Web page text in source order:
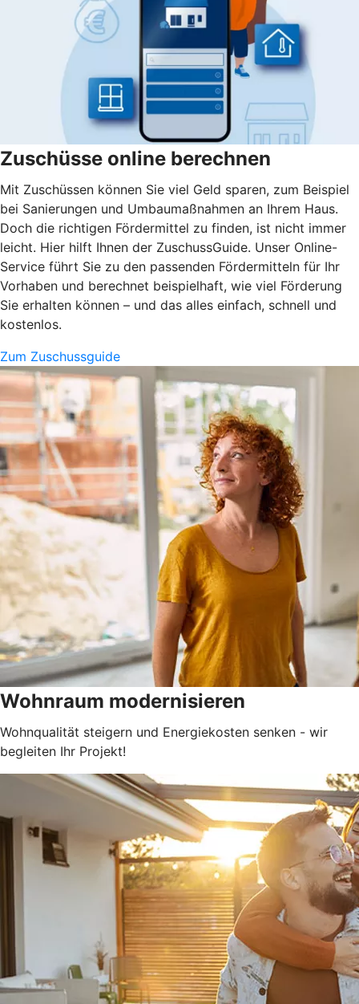
Zuschüsse online berechnen
Mit Zuschüssen können Sie viel Geld sparen, zum Beispiel
bei Sanierungen und Umbaumaßnahmen an Ihrem Haus.
Doch die richtigen Fördermittel zu finden, ist nicht immer
leicht. Hier hilft Ihnen der ZuschussGuide. Unser Online-
Service führt Sie zu den passenden Fördermitteln für Ihr
Vorhaben und berechnet beispielhaft, wie viel Förderung
Sie erhalten können – und das alles einfach, schnell und
kostenlos.
Zum Zuschussguide
Wohnraum modernisieren
Wohnqualität steigern und Energiekosten senken - wir
begleiten Ihr Projekt!